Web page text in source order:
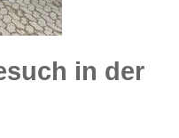
in der